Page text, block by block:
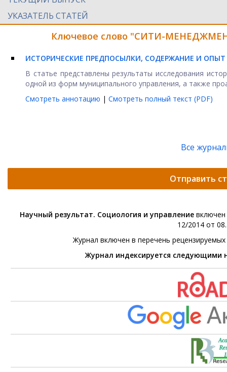
УКАЗАТЕЛЬ СТАТЕЙ
Ключевое слово "СИТИ-
ИСТОРИЧЕСКИЕ ПРЕДПОСЫЛКИ, СОДЕРЖАНИЕ И
В статье представлены результаты исследования
одной из форм муниципального управления, а также
Смотреть аннотацию | Смотреть полный текст (PDF)
Все
Отправить
Научный результат. Социология и управление
12/2014 от
Журнал включен в перечень
Журнал индексируется